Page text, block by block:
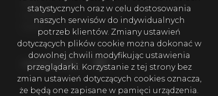
Kontakt
social media Facebook
Facebook
statystycznych oraz w celu dostosowania
naszych serwisów do indywidualnych
potrzeb klientów. Zmiany ustawień
dotyczących plików cookie można dokonać w
dowolnej chwili modyfikując ustawienia
przeglądarki. Korzystanie z tej strony bez
zmian ustawień dotyczących cookies oznacza,
że będą one zapisane w pamięci urządzenia.